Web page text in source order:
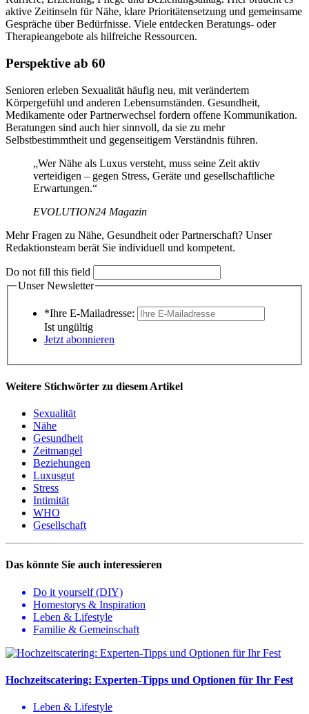
aktive Zeitinseln für Nähe, klare Prioritätensetzung und gemeinsame
Gespräche über Bedürfnisse. Viele entdecken Beratungs- oder
Therapieangebote als hilfreiche Ressourcen.
Perspektive ab 60
Senioren erleben Sexualität häufig neu, mit verändertem
Körpergefühl und anderen Lebensumständen. Gesundheit,
Medikamente oder Partnerwechsel fordern offene Kommunikation.
Beratungen sind auch hier sinnvoll, da sie zu mehr
Selbstbestimmtheit und gegenseitigem Verständnis führen.
„Wer Nähe als Luxus versteht, muss seine Zeit aktiv
verteidigen – gegen Stress, Geräte und gesellschaftliche
Erwartungen.“
EVOLUTION24 Magazin
Mehr Fragen zu Nähe, Gesundheit oder Partnerschaft? Unser
Redaktionsteam berät Sie individuell und kompetent.
Do not fill this field
Unser Newsletter
*Ihre E-Mailadresse:
Ist ungültig
Jetzt abonnieren
Weitere Stichwörter zu diesem Artikel
Sexualität
Nähe
Gesundheit
Zeitmangel
Beziehungen
Luxusgut
Stress
Intimität
WHO
Gesellschaft
Das könnte Sie auch interessieren
Do it yourself (DIY)
Homestorys & Inspiration
Leben & Lifestyle
Familie & Gemeinschaft
Hochzeitscatering: Experten-Tipps und Optionen für Ihr Fest
Leben & Lifestyle